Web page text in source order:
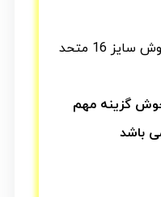
گزینه مهم
باشد